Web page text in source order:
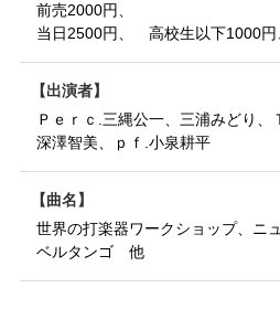
前売2000円、
当日2500円、 高校生以下1000円
出演者
Ｐｅｒｃ.三縄公一、三浦みどり、
深澤智美、ｐｆ.小泉耕平
曲名
世界の打楽器ワークショップ、ニ
ベルタンゴ 他